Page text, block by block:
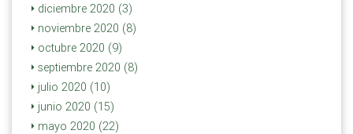
diciembre 2020 (3)
noviembre 2020 (8)
octubre 2020 (9)
septiembre 2020 (8)
julio 2020 (10)
junio 2020 (15)
mayo 2020 (22)